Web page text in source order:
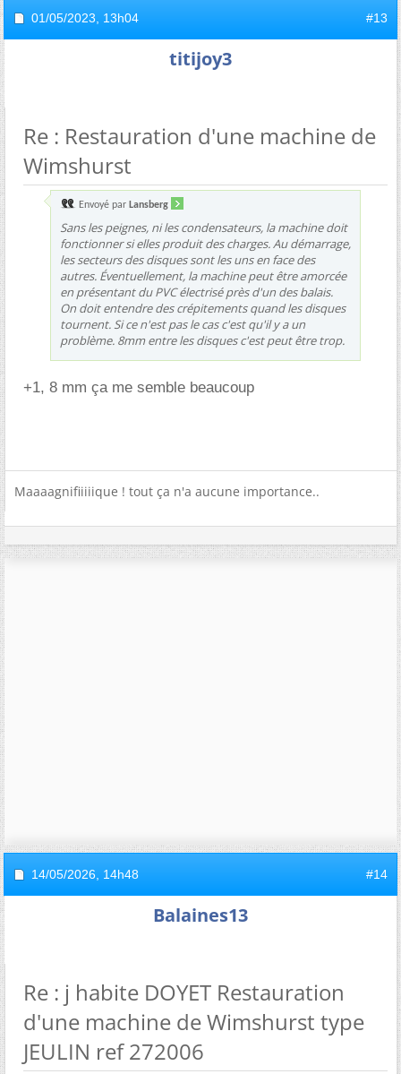
01/05/2023, 13h04 #13
titijoy3
Re : Restauration d'une machine de
Wimshurst
Envoyé par Lansberg
Sans les peignes, ni les condensateurs, la machine doit
fonctionner si elles produit des charges. Au démarrage,
les secteurs des disques sont les uns en face des
autres. Éventuellement, la machine peut être amorcée
en présentant du PVC électrisé près d'un des balais.
On doit entendre des crépitements quand les disques
tournent. Si ce n'est pas le cas c'est qu'il y a un
problème. 8mm entre les disques c'est peut être trop.
+1, 8 mm ça me semble beaucoup
Maaaagnifiiiiique ! tout ça n'a aucune importance..
14/05/2026, 14h48 #14
Balaines13
Re : j habite DOYET Restauration
d'une machine de Wimshurst type
JEULIN ref 272006